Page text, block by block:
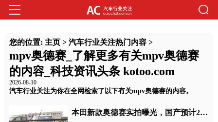
您的位置: 主页> 汽车行业关注热门内容>
mpv奥德赛_了解更多有关mpv奥德赛
的内容_科技资讯头条 kotoo.com
2026-08-10
汽车行业关注为你在全网检索了以下有关mpv奥德赛的内容。
本田新款奥德赛实拍曝光，国产预计2022年完成改款